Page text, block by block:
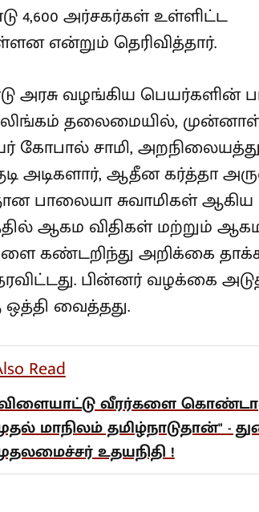
4,600 அர்சகர்கள் உள்ளிட்ட
என்றும் தெரிவித்தார்.
அரசு வழங்கிய பெயர்களின்
தலைமையில்,
சாமி,
அடிகளார், ஆதீன கர்த்தா
பாலையா சுவாமிகள் ஆகிய
ஆகம விதிகள் மற்றும்
கண்டறிந்து அறிக்கை
பின்னர் வழக்கை
வைத்தது.
Read
வீரர்களை
மாநிலம் தமிழ்நாடுதான்" -
உதயநிதி !